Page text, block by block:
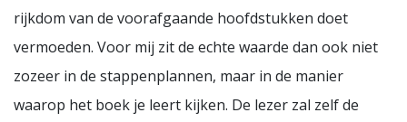
rijkdom van de voorafgaande hoofdstukken doet
vermoeden. Voor mij zit de echte waarde dan ook niet
zozeer in de stappenplannen, maar in de manier
waarop het boek je leert kijken. De lezer zal zelf de